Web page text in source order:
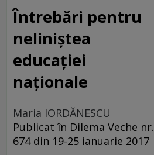
Întrebări pentru
neliniştea
educaţiei
naţionale
Maria IORDĂNESCU
Publicat în Dilema Veche nr.
674 din 19-25 ianuarie 2017